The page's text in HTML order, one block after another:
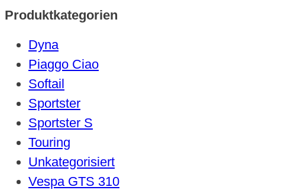
Produktkategorien
Dyna
Piaggo Ciao
Softail
Sportster
Sportster S
Touring
Unkategorisiert
Vespa GTS 310